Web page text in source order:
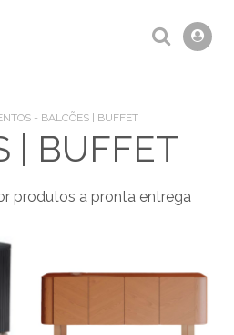
- BALCÕES | BUFFET
| BUFFET
produtos a pronta entrega